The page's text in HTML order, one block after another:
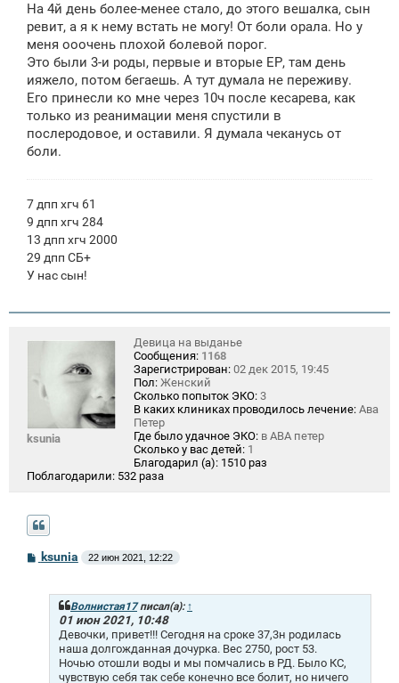
На 4й день более-менее стало, до этого вешалка, сын
ревит, а я к нему встать не могу! От боли орала. Но у
меня ооочень плохой болевой порог.
Это были 3-и роды, первые и вторые ЕР, там день
ияжело, потом бегаешь. А тут думала не переживу.
Его принесли ко мне через 10ч после кесарева, как
только из реанимации меня спустили в
послеродовое, и оставили. Я думала чеканусь от
боли.
7 дпп хгч 61
9 дпп хгч 284
13 дпп хгч 2000
29 дпп СБ+
У нас сын!
ksunia
Девица на выданье
Сообщения: 1168
Зарегистрирован: 02 дек 2015, 19:45
Пол: Женский
Сколько попыток ЭКО: 3
В каких клиниках проводилось лечение: Ава
Петер
Где было удачное ЭКО: в АВА петер
Сколько у вас детей: 1
Благодарил (а): 1510 раз
Поблагодарили: 532 раза
Сksunia 22 июн 2021, 12:22
Волнистая17писал(а): ↑
01 июн 2021, 10:48
Девочки, привет!!! Сегодня на сроке 37,3н родилась
наша долгожданная дочурка. Вес 2750, рост 53.
Ночью отошли воды и мы помчались в РД. Было КС,
чувствую себя так себе конечно все болит, но ничего